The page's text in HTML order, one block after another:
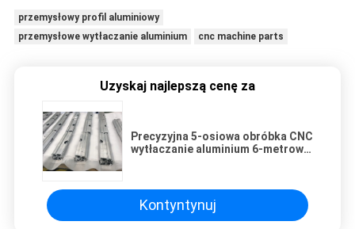
przemysłowy profil aluminiowy
przemysłowe wytłaczanie aluminium
cnc machine parts
Uzyskaj najlepszą cenę za
Precyzyjna 5-osiowa obróbka CNC
wytłaczanie aluminium 6-metrowy
Kontyntynuj